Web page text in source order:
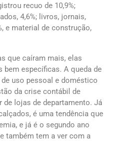
recuo de 10,9%;
4,6%; livros, jornais,
e material de construção,
que caíram mais, elas
bem específicas. A queda de
uso pessoal e doméstico
da crise contábil de
de lojas de departamento. Já
é uma tendência que
e já é o segundo ano
também tem a ver com a